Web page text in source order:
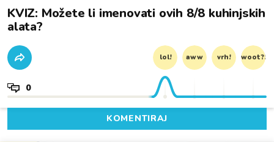
KVIZ: Možete li imenovati ovih 8/8 kuhinjskih
alata?
lol! aww vrh! woot?!
0
KOMENTIRAJ